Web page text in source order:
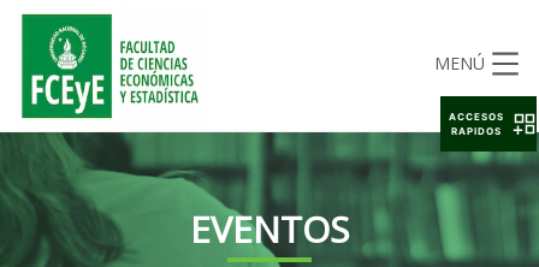
MENÚ
EVENTOS
ACCESOS
RAPIDOS